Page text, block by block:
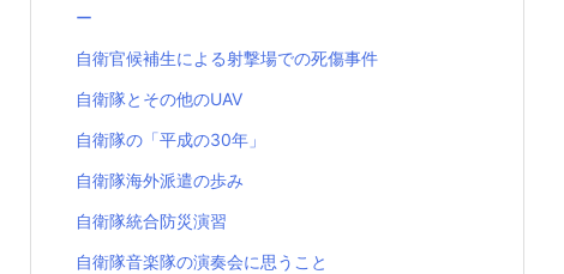
ー
自衛官候補生による射撃場での死傷事件
自衛隊とその他のUAV
自衛隊の「平成の30年」
自衛隊海外派遣の歩み
自衛隊統合防災演習
自衛隊音楽隊の演奏会に思うこと